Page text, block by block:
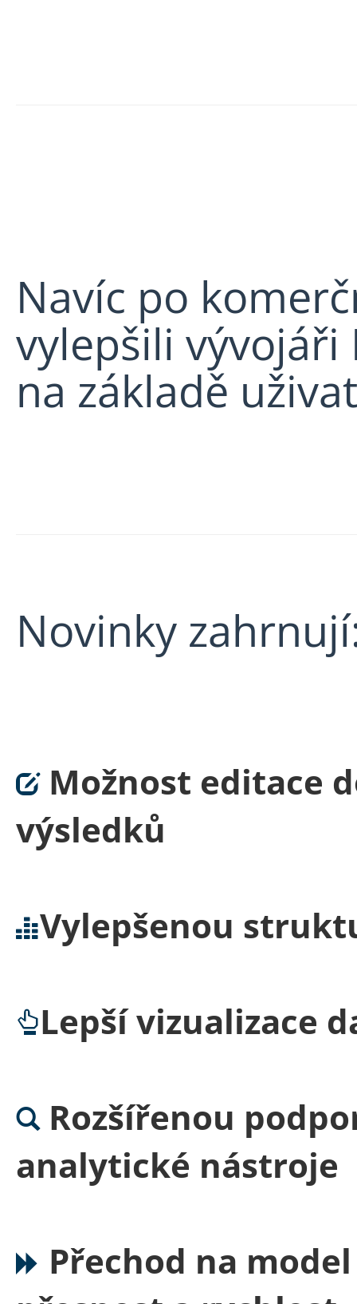
Navíc po
vylepšili vývojáři
na základě
Novinky
Možnost editace
výsledků
Vylepšenou
Lepší vizualizace
Rozšířenou
analytické nástroje
Přechod na